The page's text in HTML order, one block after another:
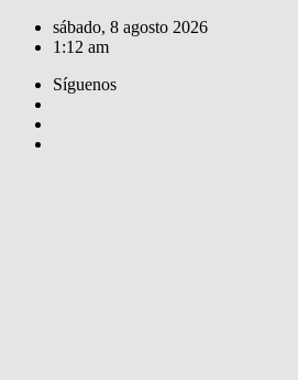
Saltar
sábado, 8 agosto 2026
1:12 am
Síguenos